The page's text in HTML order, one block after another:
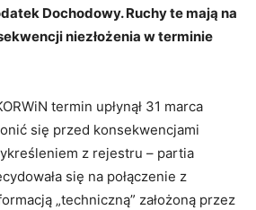
Dochodowy. Ruchy te mają na
niezłożenia w terminie
termin upłynął 31 marca
się przed konsekwencjami
z rejestru – partia
się na połączenie z
„techniczną” założoną przez